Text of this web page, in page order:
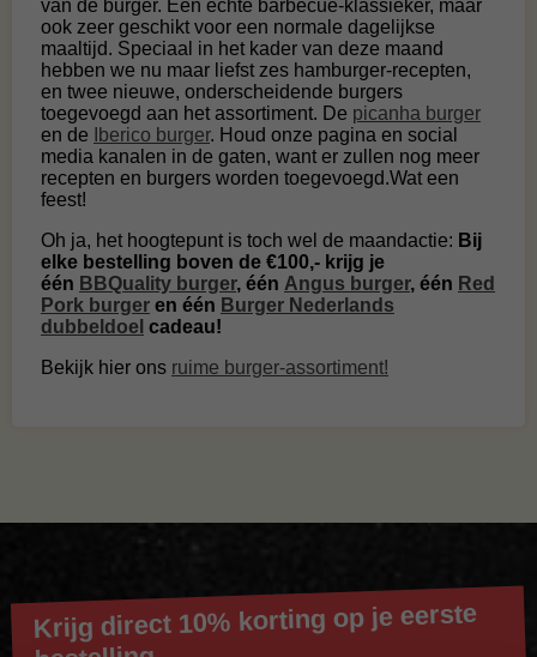
van de burger. Een echte barbecue-klassieker, maar
ook zeer geschikt voor een normale dagelijkse
maaltijd. Speciaal in het kader van deze maand
hebben we nu maar liefst zes hamburger-recepten,
en twee nieuwe, onderscheidende burgers
toegevoegd aan het assortiment. De picanha burger
en de
Iberico burger. Houd onze pagina en social
media kanalen in de gaten, want er zullen nog meer
recepten en burgers worden toegevoegd.Wat een
feest!
Oh ja, het hoogtepunt is toch wel de maandactie: Bij
elke bestelling boven de €100,- krijg je
één BBQuality burger, één Angus burger, één Red
Pork burger en één Burger Nederlands
dubbeldoel cadeau!
Bekijk hier ons ruime burger-assortiment!
Krijg direct 10% korting op je eerste